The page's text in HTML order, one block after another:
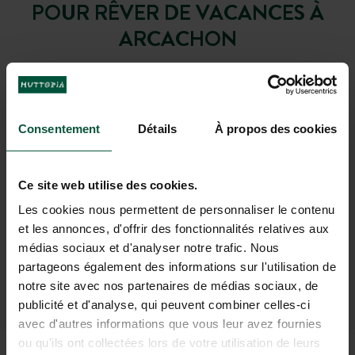
Consentement Détails À propos des cookies
Ce site web utilise des cookies.
Les cookies nous permettent de personnaliser le contenu
et les annonces, d'offrir des fonctionnalités relatives aux
médias sociaux et d'analyser notre trafic. Nous
partageons également des informations sur l'utilisation de
notre site avec nos partenaires de médias sociaux, de
publicité et d'analyse, qui peuvent combiner celles-ci
avec d'autres informations que vous leur avez fournies
ou qu'ils ont collectées lors de votre utilisation de leurs
POUR RÊVER DE VACANCES À
ARCACHON